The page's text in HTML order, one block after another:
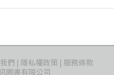
們 隱私權政策
服務條款
圖書有限公司